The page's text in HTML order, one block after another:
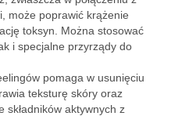
może poprawić krążenie
toksyn. Można stosować
i specjalne przyrządy do
pomaga w usunięciu
teksturę skóry oraz
składników aktywnych z